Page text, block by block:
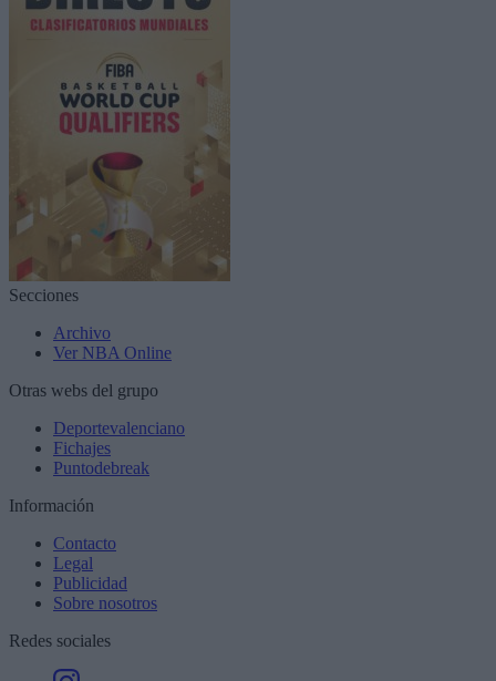
Secciones
Archivo
Ver NBA Online
Otras webs del grupo
Deportevalenciano
Fichajes
Puntodebreak
Información
Contacto
Legal
Publicidad
Sobre nosotros
Redes sociales